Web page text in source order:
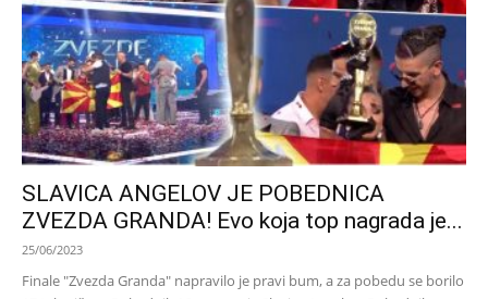
SLAVICA ANGELOV JE POBEDNICA
ZVEZDA GRANDA! Evo koja top nagrada je...
25/06/2023
Finale "Zvezda Granda" napravilo je pravi bum, a za pobedu se borilo